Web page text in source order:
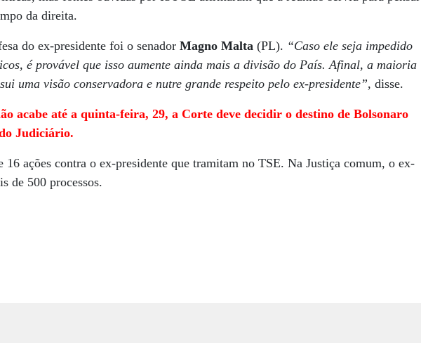
da direita.
do ex-presidente foi o senadorMagno Malta (PL). “Caso ele seja impedido
é provável que isso aumente ainda mais a divisão do País. Afinal, a maioria
uma visão conservadora e nutre grande respeito pelo ex-presidente”, disse.
acabe até a quinta-feira, 29, a Corte deve decidir o destino de Bolsonaro
Judiciário.
16 ações contra o ex-presidente que tramitam no TSE. Na Justiça comum, o ex-
de 500 processos.